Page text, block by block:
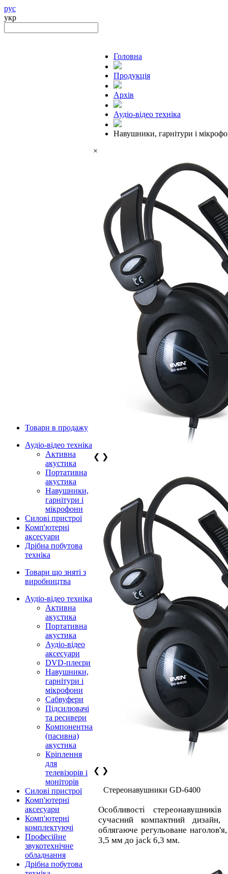
рус
укр
Товари в продажу
Аудіо-відео техніка
Активна
акустика
Портативна
акустика
Навушники,
гарнітури і
мікрофони
Силові пристрої
Комп'ютерні
аксесуари
Дрібна побутова
техніка
Товари що зняті з
виробництва
Аудіо-відео техніка
Активна
акустика
Портативна
акустика
Аудіо-відео
аксесуари
DVD-плеєри
Навушники,
гарнітури і
мікрофони
Сабвуфери
Підсилювачі
та ресивери
Компонентна
(пасивна)
акустика
Кріплення
для
телевізорів і
моніторів
Силові пристрої
Комп'ютерні
аксесуари
Комп'ютерні
комплектуючі
Професійне
звукотехнічне
обладнання
Дрібна побутова
Головна
Продукцiя
Архів
Аудіо-відео техніка
Навушники, гарнітури і
×
❮ ❯
❮ ❯
Стереонавушники GD-6400
Особливості
сучасний компактний
облягаюче регульоване
3,5 мм до jack 6,3 мм.